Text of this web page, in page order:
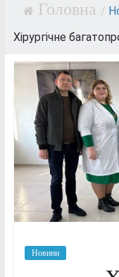
/
Хірургічне
Новини